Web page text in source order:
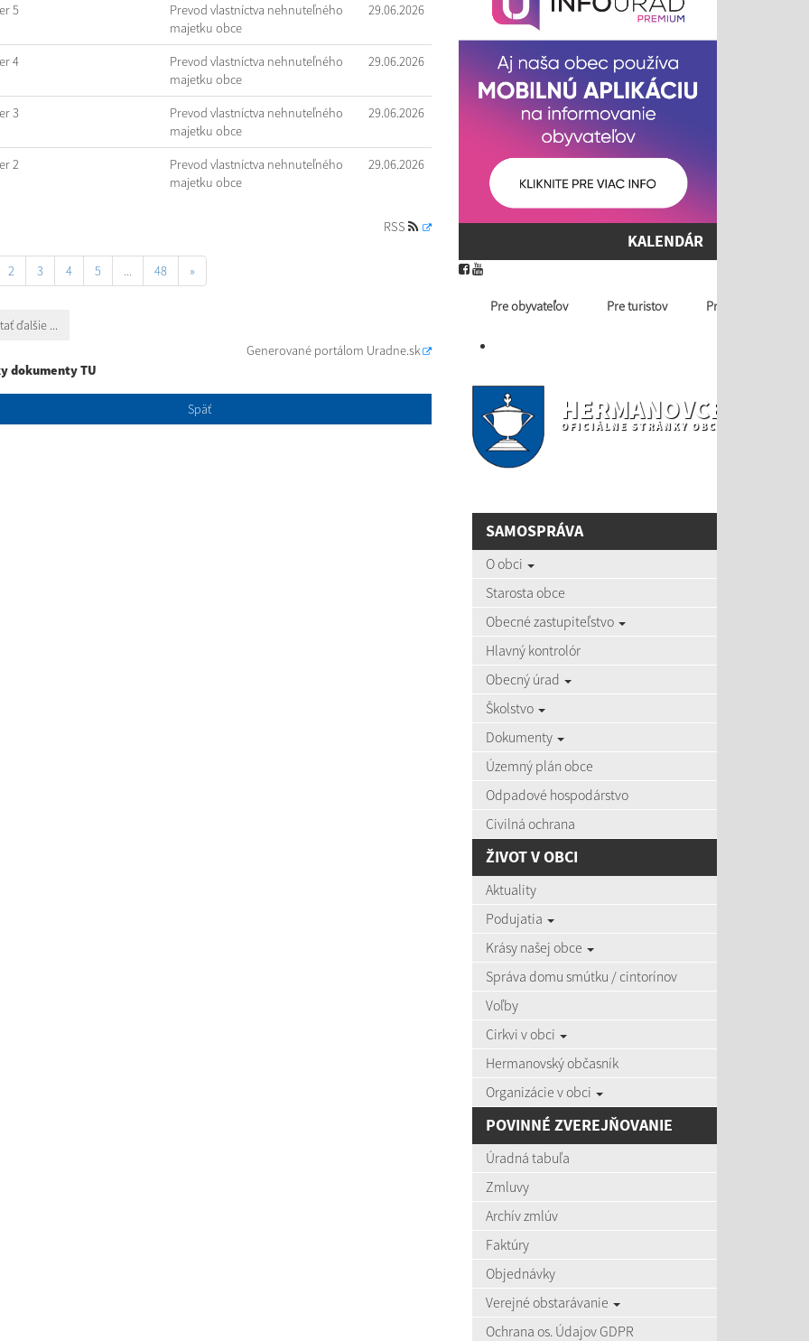
5
Prevod vlastníctva nehnuteľného
majetku obce
29.06.2026
4
Prevod vlastníctva nehnuteľného
majetku obce
29.06.2026
3
Prevod vlastníctva nehnuteľného
majetku obce
29.06.2026
2
Prevod vlastníctva nehnuteľného
majetku obce
29.06.2026
RSS
2 3 4 5 ... 48 »
ďalšie ...
Generované portálom Uradne.sk
dokumenty TU
Späť
KALENDÁR
Pre obyvateľov Pre turistov Profil ver.
HERMANOVCE NAD
OFICIÁLNE STRÁNKY OBCE
SAMOSPRÁVA
O obci
Starosta obce
Obecné zastupiteľstvo
Hlavný kontrolór
Obecný úrad
Školstvo
Dokumenty
Územný plán obce
Odpadové hospodárstvo
Civilná ochrana
ŽIVOT V OBCI
Aktuality
Podujatia
Krásy našej obce
Správa domu smútku / cintorínov
Voľby
Cirkvi v obci
Hermanovský občasník
Organizácie v obci
POVINNÉ ZVEREJŇOVANIE
Úradná tabuľa
Zmluvy
Archív zmlúv
Faktúry
Objednávky
Verejné obstarávanie
Ochrana os. Údajov GDPR